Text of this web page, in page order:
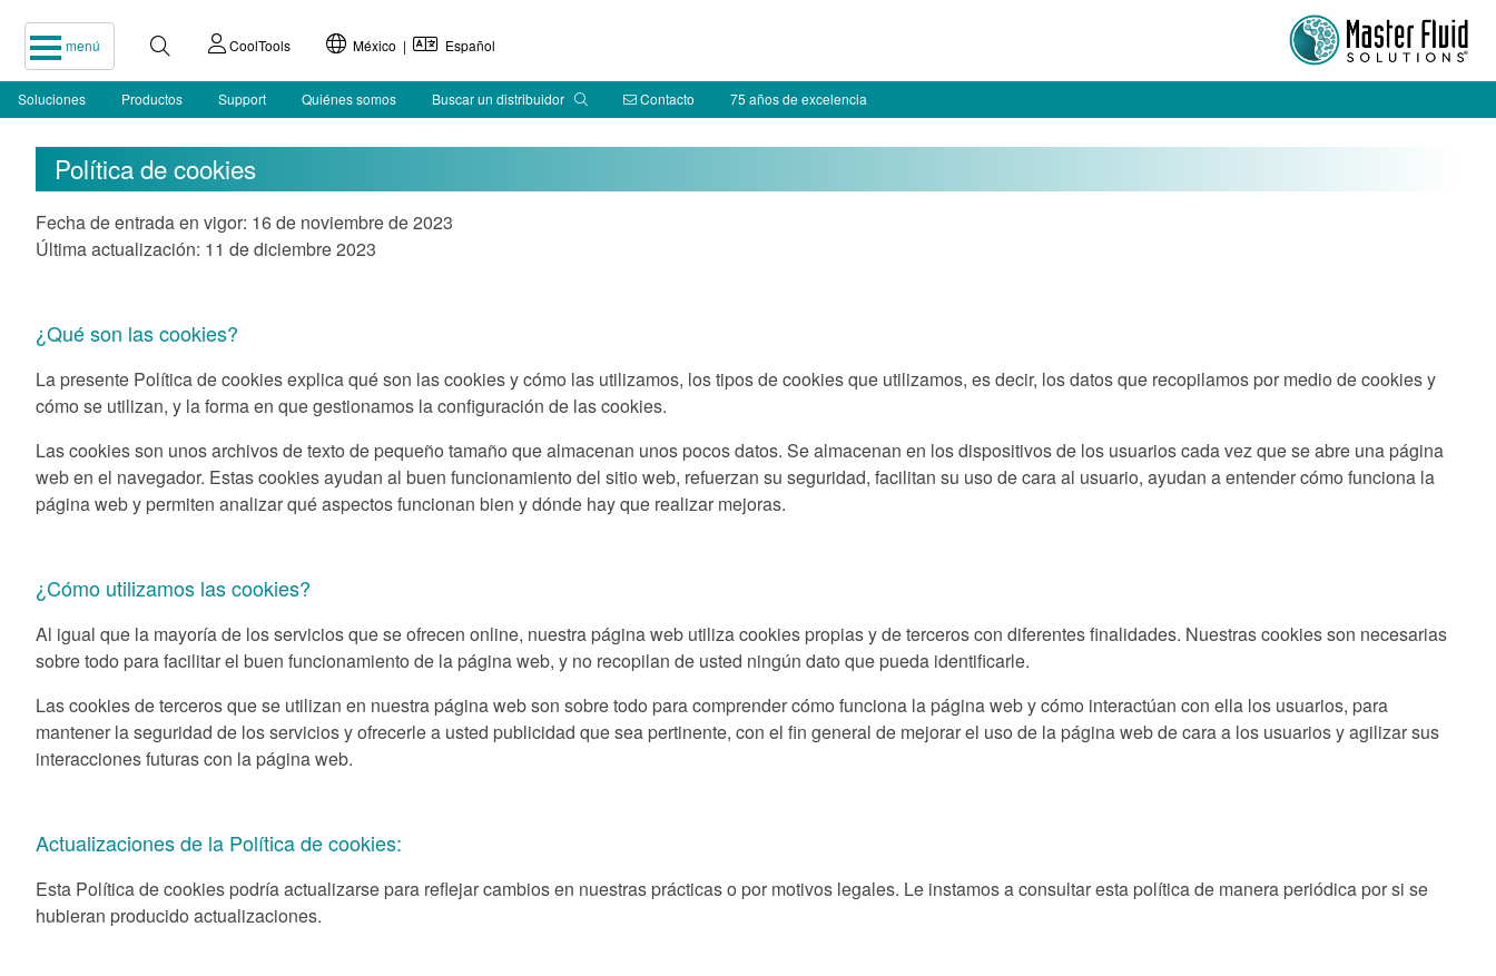
menú CoolTools México | Español
Soluciones Productos Support Quiénes somos Buscar un distribuidor Contacto 75 años de excelencia
Política de cookies
Fecha de entrada en vigor: 16 de noviembre de 2023
Última actualización: 11 de diciembre 2023
¿Qué son las cookies?
La presente Política de cookies explica qué son las cookies y cómo las utilizamos, los tipos de cookies que utilizamos, es decir, los datos que recopilamos por medio de cookies y
cómo se utilizan, y la forma en que gestionamos la configuración de las cookies.
Las cookies son unos archivos de texto de pequeño tamaño que almacenan unos pocos datos. Se almacenan en los dispositivos de los usuarios cada vez que se abre una página
web en el navegador. Estas cookies ayudan al buen funcionamiento del sitio web, refuerzan su seguridad, facilitan su uso de cara al usuario, ayudan a entender cómo funciona la
página web y permiten analizar qué aspectos funcionan bien y dónde hay que realizar mejoras.
¿Cómo utilizamos las cookies?
Al igual que la mayoría de los servicios que se ofrecen online, nuestra página web utiliza cookies propias y de terceros con diferentes finalidades. Nuestras cookies son necesarias
sobre todo para facilitar el buen funcionamiento de la página web, y no recopilan de usted ningún dato que pueda identificarle.
Las cookies de terceros que se utilizan en nuestra página web son sobre todo para comprender cómo funciona la página web y cómo interactúan con ella los usuarios, para
mantener la seguridad de los servicios y ofrecerle a usted publicidad que sea pertinente, con el fin general de mejorar el uso de la página web de cara a los usuarios y agilizar sus
interacciones futuras con la página web.
Actualizaciones de la Política de cookies:
Esta Política de cookies podría actualizarse para reflejar cambios en nuestras prácticas o por motivos legales. Le instamos a consultar esta política de manera periódica por si se
hubieran producido actualizaciones.